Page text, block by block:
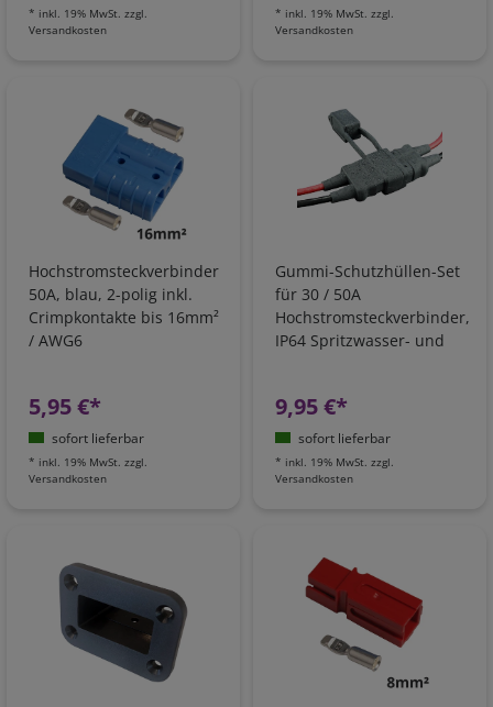
* inkl. 19% MwSt. zzgl.
Versandkosten
* inkl. 19% MwSt. zzgl.
Versandkosten
Hochstromsteckverbinder
50A, blau, 2-polig inkl.
Crimpkontakte bis 16mm²
/ AWG6
5,95 €*
sofort lieferbar
* inkl. 19% MwSt. zzgl.
Versandkosten
Gummi-Schutzhüllen-Set
für 30 / 50A
Hochstromsteckverbinder,
IP64 Spritzwasser- und
9,95 €*
sofort lieferbar
* inkl. 19% MwSt. zzgl.
Versandkosten